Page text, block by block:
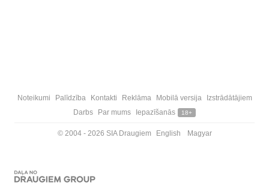
Noteikumi Palīdzība Kontakti Reklāma Mobilā versija
Izstrādātājiem
Darbs
Par mums Iepazīšanās 18+
© 2004 - 2026 SIA Draugiem English Magyar